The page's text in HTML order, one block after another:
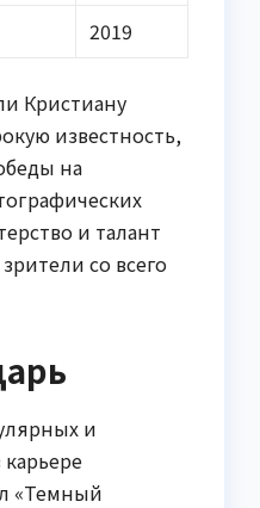
2019
Кристиану
известность,
на
и талант
со всего
и
«Темный